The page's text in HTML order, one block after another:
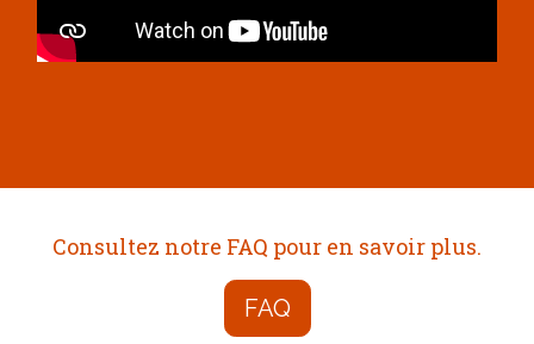
Consultez notre FAQ pour en savoir plus.
FAQ